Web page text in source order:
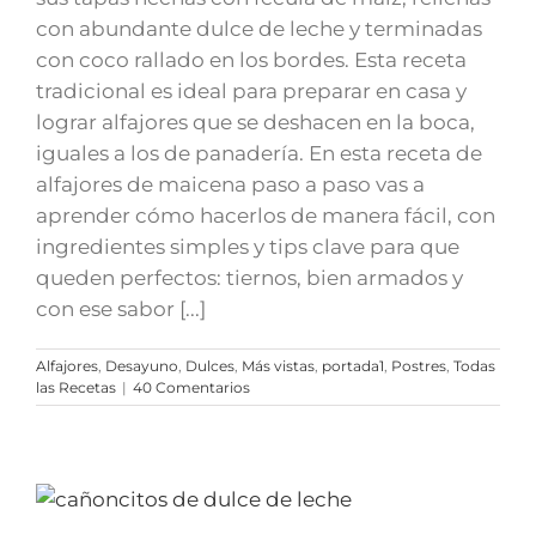
con abundante dulce de leche y terminadas
con coco rallado en los bordes. Esta receta
tradicional es ideal para preparar en casa y
lograr alfajores que se deshacen en la boca,
iguales a los de panadería. En esta receta de
alfajores de maicena paso a paso vas a
aprender cómo hacerlos de manera fácil, con
ingredientes simples y tips clave para que
queden perfectos: tiernos, bien armados y
con ese sabor [...]
Alfajores Desayuno Dulces Más vistas portada1 Postres Todas
las Recetas | 40 Comentarios